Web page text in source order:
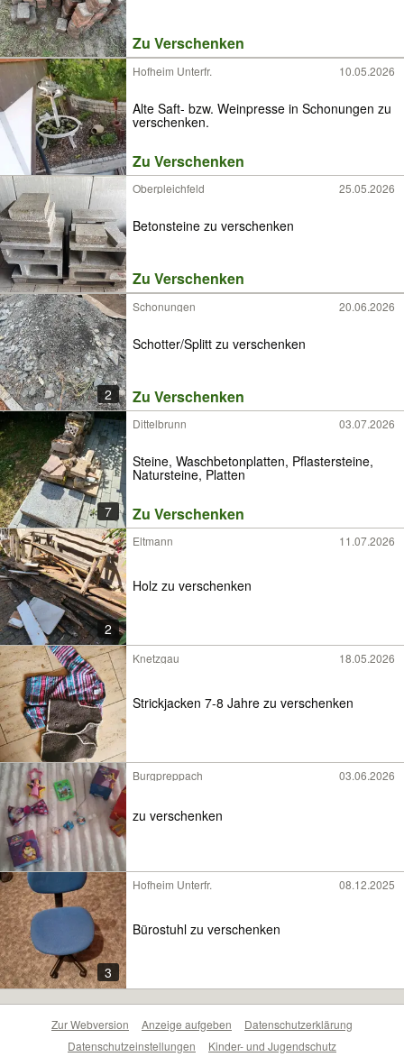
Zu Verschenken
Hofheim Unterfr. 10.05.2026
Alte Saft- bzw. Weinpresse in Schonungen zu
verschenken.
Zu Verschenken
Oberpleichfeld 25.05.2026
Betonsteine zu verschenken
Zu Verschenken
2
Schonungen 20.06.2026
Schotter/Splitt zu verschenken
Zu Verschenken
7
Dittelbrunn 03.07.2026
Steine, Waschbetonplatten, Pflastersteine,
Natursteine, Platten
Zu Verschenken
2
Eltmann 11.07.2026
Holz zu verschenken
Knetzgau 18.05.2026
Strickjacken 7-8 Jahre zu verschenken
Burgpreppach 03.06.2026
zu verschenken
3
Hofheim Unterfr. 08.12.2025
Bürostuhl zu verschenken
Zur Webversion Anzeige aufgeben
Datenschutzerklärung
Datenschutzeinstellungen
Kinder- und Jugendschutz